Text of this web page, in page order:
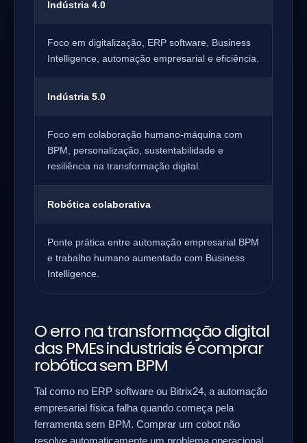
Indústria 4.0
Foco em digitalização, ERP software, Business
Intelligence, automação empresarial e eficiência.
Indústria 5.0
Foco em colaboração humano-máquina com
BPM, personalização, sustentabilidade e
resiliência na transformação digital.
Robótica colaborativa
Ponte prática entre automação empresarial BPM
e trabalho humano aumentado com Business
Intelligence.
O erro na transformação digital
das PMEs industriais é comprar
robótica sem BPM
Tal como no ERP software ou Bitrix24, a automação
empresarial física falha quando começa pela
ferramenta sem BPM. Comprar um cobot não